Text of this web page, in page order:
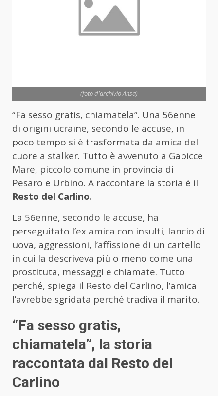
(foto d'archivio Ansa)
“Fa sesso gratis, chiamatela”. Una 56enne
di origini ucraine, secondo le accuse, in
poco tempo si è trasformata da amica del
cuore a stalker. Tutto è avvenuto a Gabicce
Mare, piccolo comune in provincia di
Pesaro e Urbino. A raccontare la storia è il
Resto del Carlino.
La 56enne, secondo le accuse, ha
perseguitato l’ex amica con insulti, lancio di
uova, aggressioni, l’affissione di un cartello
in cui la descriveva più o meno come una
prostituta, messaggi e chiamate. Tutto
perché, spiega il Resto del Carlino, l’amica
l’avrebbe sgridata perché tradiva il marito.
“Fa sesso gratis,
chiamatela”, la storia
raccontata dal Resto del
Carlino